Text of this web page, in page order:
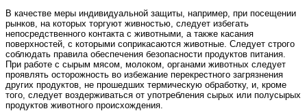
В качестве меры индивидуальной защиты, например, при посещении
рынков, на которых торгуют живностью, следует избегать
непосредственного контакта с животными, а также касания
поверхностей, с которыми соприкасаются животные. Следует строго
соблюдать правила обеспечения безопасности продуктов питания.
При работе с сырым мясом, молоком, органами животных следует
проявлять осторожность во избежание перекрестного загрязнения
других продуктов, не прошедших термическую обработку, и, кроме
того, следует воздерживаться от употребления сырых или полусырых
продуктов животного происхождения.